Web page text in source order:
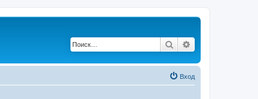
Поиск
Вход